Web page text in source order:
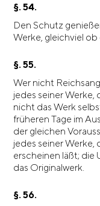
§. 54.
Den Schutz
Werke, gleichviel
§. 55.
Wer nicht
jedes seiner Werke,
nicht das Werk
früheren Tage im
der gleichen
jedes seiner Werke,
erscheinen läßt; die
das Originalwerk.
§. 56.